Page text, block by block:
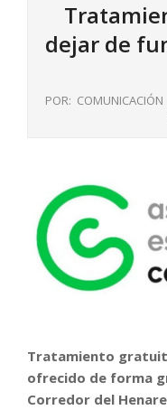
dejar de
POR: COMUNICACIÓN
Tratamiento
ofrecido de forma
Corredor del